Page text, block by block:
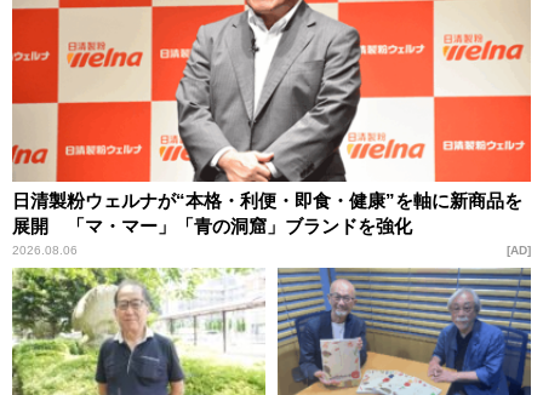
日清製粉ウェルナが“本格・利便・即食・健康”を軸に新商品を
展開 「マ・マー」「青の洞窟」ブランドを強化
2026.08.06 AD